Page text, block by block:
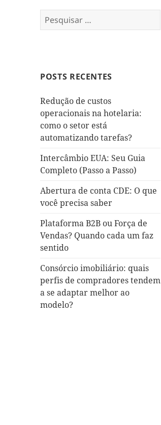
Pesquisar
por:
POSTS RECENTES
Redução de custos
operacionais na hotelaria:
como o setor está
automatizando tarefas?
Intercâmbio EUA: Seu Guia
Completo (Passo a Passo)
Abertura de conta CDE: O que
você precisa saber
Plataforma B2B ou Força de
Vendas? Quando cada um faz
sentido
Consórcio imobiliário: quais
perfis de compradores tendem
a se adaptar melhor ao
modelo?